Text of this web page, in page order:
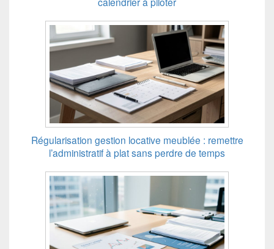
Régularisation gestion locative meublée : remettre
l’administratif à plat sans perdre de temps